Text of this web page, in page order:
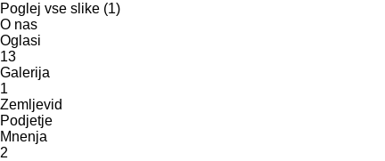
Poglej vse slike (1)
O nas
Oglasi
13
Galerija
1
Zemljevid
Podjetje
Mnenja
2